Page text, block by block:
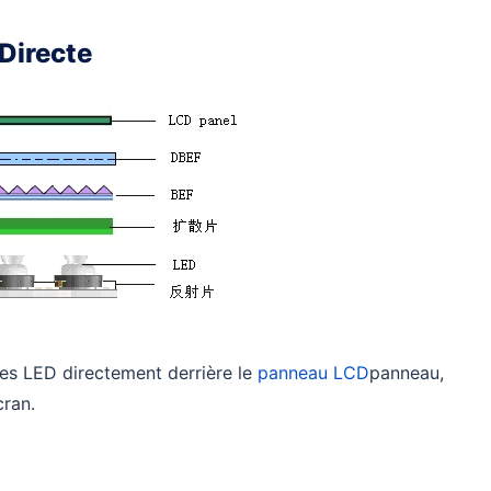
LED directement derrière le panneau LCDpanneau,